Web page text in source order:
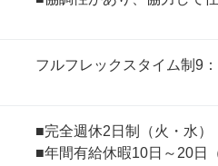
フルフレックスタイム制9
■完全週休2日制（火・水）
■年間有給休暇10日～20日